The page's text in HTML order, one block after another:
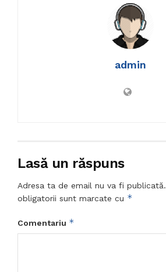
admin
Lasă un răspuns
Adresa ta de email nu va fi publicată.
obligatorii sunt marcate cu *
Comentariu *